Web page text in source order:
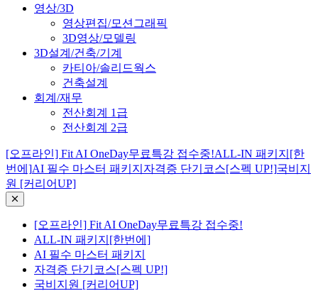
영상/3D
영상편집/모션그래픽
3D영상/모델링
3D설계/건축/기계
카티아/솔리드웍스
건축설계
회계/재무
전산회계 1급
전산회계 2급
[오프라인] Fit AI OneDay무료특강 접수중!ALL-IN 패키지[한
번에]AI 필수 마스터 패키지 자격증 단기코스[스펙 UP!]국비지
원 [커리어UP]
[오프라인] Fit AI OneDay무료특강 접수중!
ALL-IN 패키지[한번에]
AI 필수 마스터 패키지
자격증 단기코스[스펙 UP!]
국비지원 [커리어UP]